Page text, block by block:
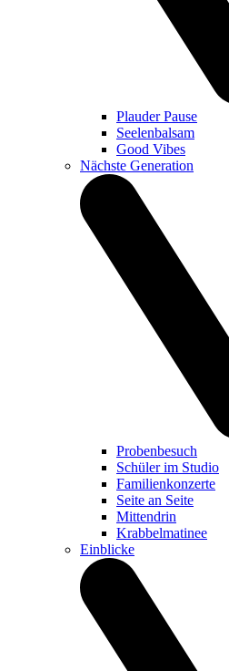
Plauder Pause
Seelenbalsam
Good Vibes
Nächste Generation
Probenbesuch
Schüler im Studio
Familienkonzerte
Seite an Seite
Mittendrin
Krabbelmatinee
Einblicke